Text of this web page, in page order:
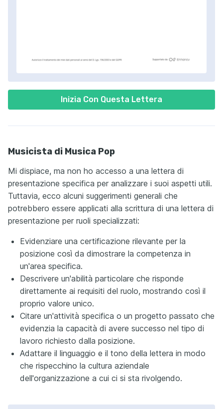
Inizia Con Questa Lettera
Musicista di Musica Pop
Mi dispiace, ma non ho accesso a una lettera di
presentazione specifica per analizzare i suoi aspetti utili.
Tuttavia, ecco alcuni suggerimenti generali che
potrebbero essere applicati alla scrittura di una lettera di
presentazione per ruoli specializzati:
Evidenziare una certificazione rilevante per la
posizione così da dimostrare la competenza in
un'area specifica.
Descrivere un'abilità particolare che risponde
direttamente ai requisiti del ruolo, mostrando così il
proprio valore unico.
Citare un'attività specifica o un progetto passato che
evidenzia la capacità di avere successo nel tipo di
lavoro richiesto dalla posizione.
Adattare il linguaggio e il tono della lettera in modo
che rispecchino la cultura aziendale
dell'organizzazione a cui ci si sta rivolgendo.